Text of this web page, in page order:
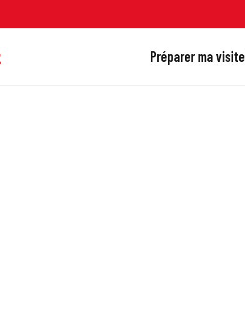
Préparer ma visite